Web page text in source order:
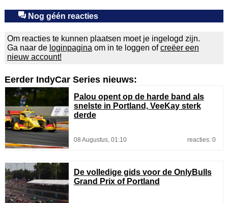
Nog géén reacties
Om reacties te kunnen plaatsen moet je ingelogd zijn.
Ga naar de loginpagina om in te loggen ofcreëer een
nieuw account!
Eerder IndyCar Series nieuws:
Palou opent op de harde band als
snelste in Portland, VeeKay sterk
derde
08 Augustus, 01:10 reacties: 0
De volledige gids voor de OnlyBulls
Grand Prix of Portland